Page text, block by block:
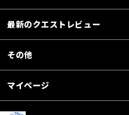
最新のクエストレビュー
その他
マイページ